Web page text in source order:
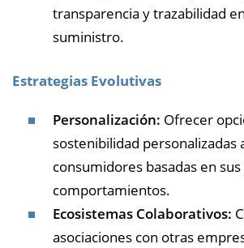
transparencia y trazabilidad
suministro.
Estrategias Evolutivas
Personalización: Ofrecer
sostenibilidad personalizadas
consumidores basadas en
comportamientos.
Ecosistemas Colaborativos:
asociaciones con otras